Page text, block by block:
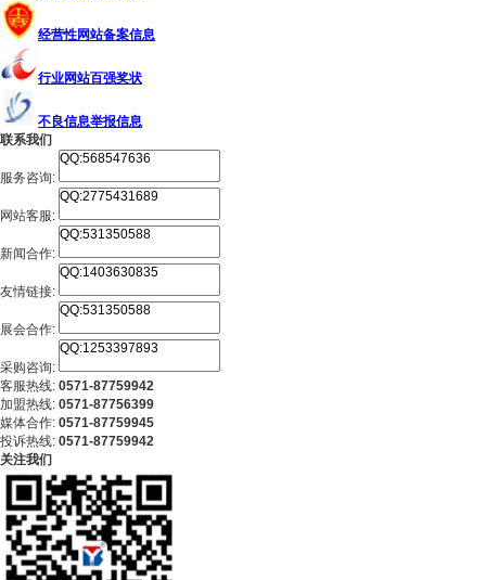
经营性网站备案信息
行业网站百强奖状
不良信息举报信息
联系我们
服务咨询:
网站客服:
新闻合作:
友情链接:
展会合作:
采购咨询:
客服热线: 0571-87759942
加盟热线: 0571-87756399
媒体合作: 0571-87759945
投诉热线: 0571-87759942
关注我们